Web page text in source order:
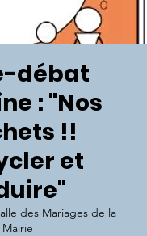
débat
: "Nos
!!
et
des Mariages de la
Mairie